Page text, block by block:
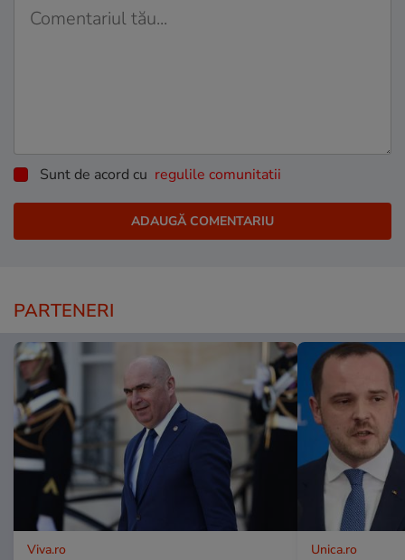
Sunt de acord cu regulile comunitatii
PARTENERI
Viva.ro Unica.ro